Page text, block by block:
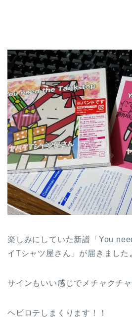
楽しみにしていた新譜「You
イTシャツ屋さん」が届きました
サインもいい感じでメチャクチ
ヘビロテしまくります！！